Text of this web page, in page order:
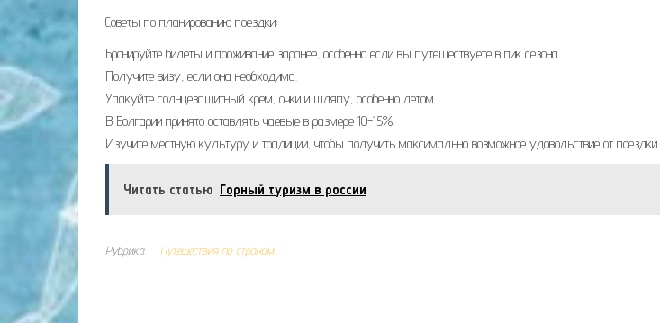
Советы по планированию поездки:
Бронируйте билеты и проживание заранее, особенно если вы путешествуете в пик сезона.
Получите визу, если она необходима.
Упакуйте солнцезащитный крем, очки и шляпу, особенно летом.
В Болгарии принято оставлять чаевые в размере 10-15%.
Изучите местную культуру и традиции, чтобы получить максимально возможное удовольствие от поездки.
Читать статью Горный туризм в россии
Рубрика Путешествия по странам